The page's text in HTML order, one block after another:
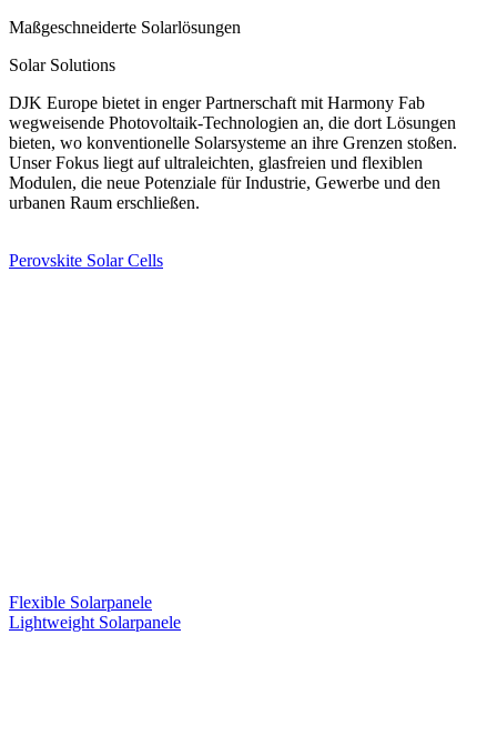
Maßgeschneiderte Solarlösungen
Solar Solutions
DJK Europe bietet in enger Partnerschaft mit Harmony Fab
wegweisende Photovoltaik-Technologien an, die dort Lösungen
bieten, wo konventionelle Solarsysteme an ihre Grenzen stoßen.
Unser Fokus liegt auf ultraleichten, glasfreien und flexiblen
Modulen, die neue Potenziale für Industrie, Gewerbe und den
urbanen Raum erschließen.
Perovskite Solar Cells
Flexible Solarpanele
Lightweight Solarpanele